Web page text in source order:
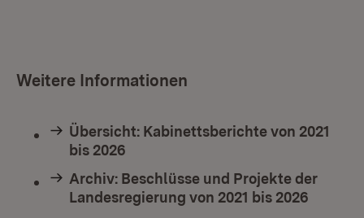
Weitere Informationen
Übersicht: Kabinettsberichte von 2021
bis 2026
Archiv: Beschlüsse und Projekte der
Landesregierung von 2021 bis 2026